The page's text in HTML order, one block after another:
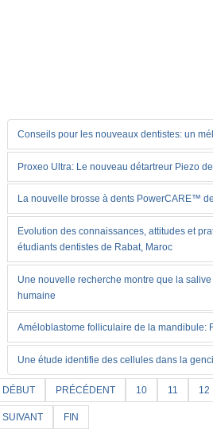
Conseils pour les nouveaux dentistes: un
Proxeo Ultra: Le nouveau détartreur Piezo
La nouvelle brosse à dents PowerCARE™
Evolution des connaissances, attitudes et
étudiants dentistes de Rabat, Maroc
Une nouvelle recherche montre que la
humaine
Améloblastome folliculaire de la mandibule:
Une étude identifie des cellules dans la
DÉBUT PRÉCÉDENT 10 11 12
SUIVANT FIN